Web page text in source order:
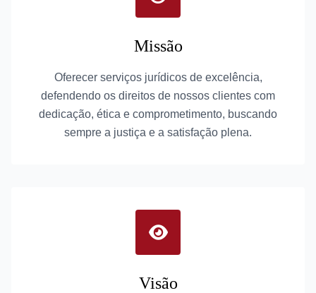
Missão
Oferecer serviços jurídicos de excelência,
defendendo os direitos de nossos clientes com
dedicação, ética e comprometimento, buscando
sempre a justiça e a satisfação plena.
Visão